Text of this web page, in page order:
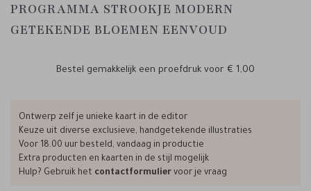
PROGRAMMA STROOKJE MODERN
GETEKENDE BLOEMEN EENVOUD
Bestel gemakkelijk een proefdruk voor € 1,00
Ontwerp zelf je unieke kaart in de editor
Keuze uit diverse exclusieve, handgetekende illustraties
Voor 18.00 uur besteld, vandaag in productie
Extra producten en kaarten in de stijl mogelijk
Hulp? Gebruik het contactformulier voor je vraag